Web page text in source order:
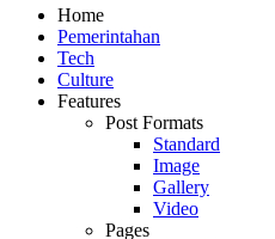
Home
Pemerintahan
Tech
Culture
Features
Post Formats
Standard
Image
Gallery
Video
Pages